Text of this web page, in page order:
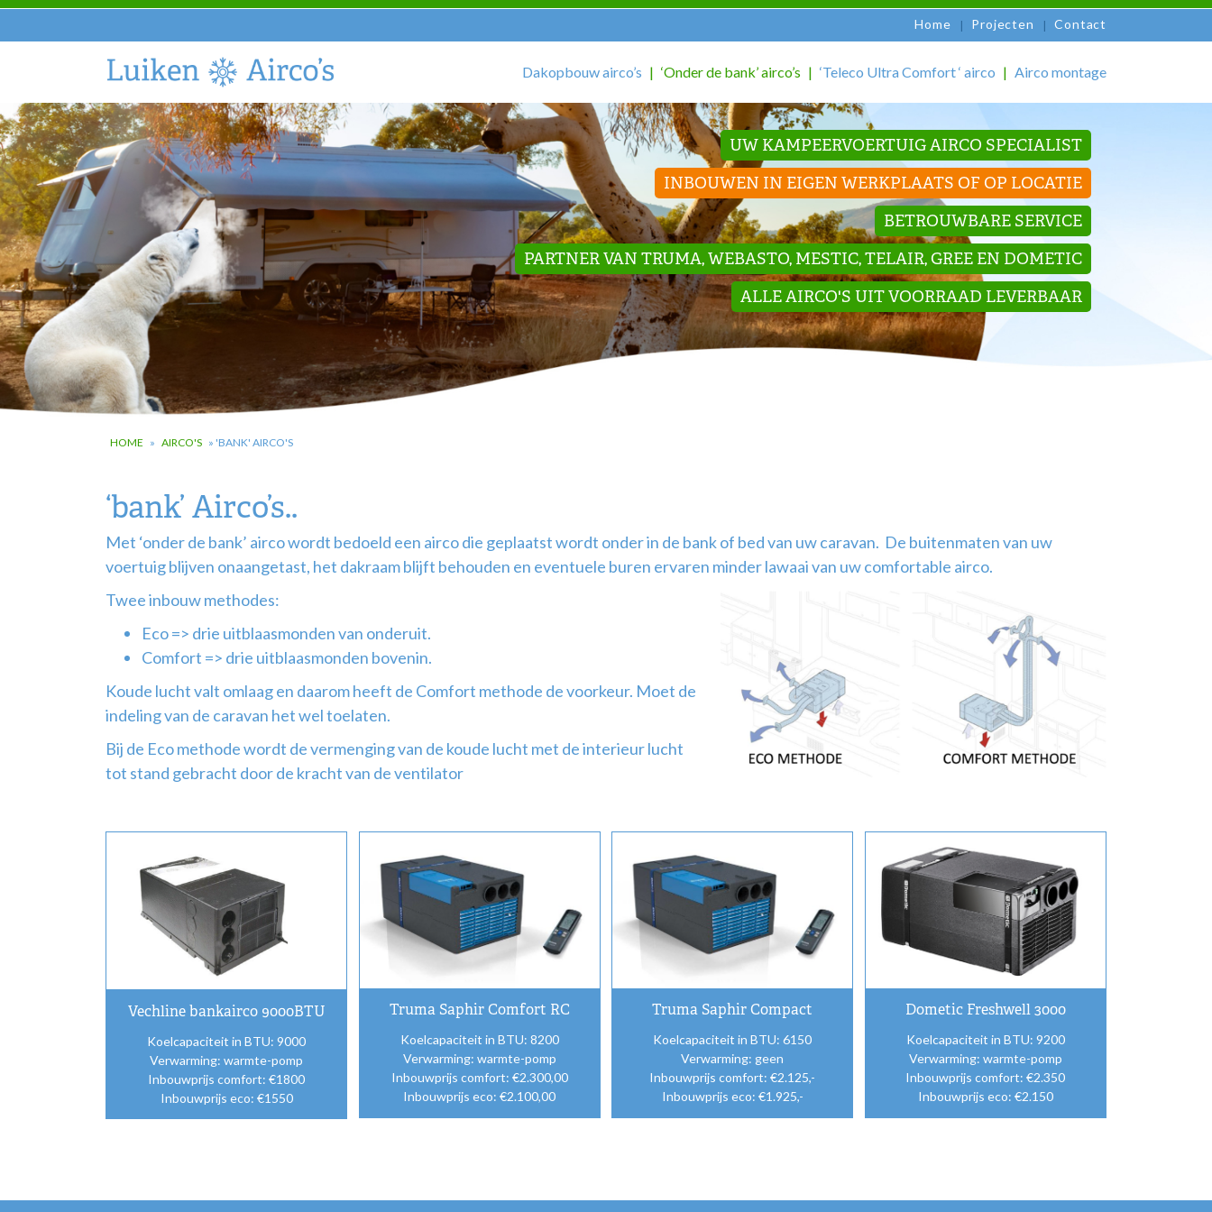
Home Projecten Contact
Dakopbouw airco’s ‘Onder de bank’ airco’s ‘Teleco Ultra Comfort ‘ airco Airco montage
UW KAMPEERVOERTUIG AIRCO SPECIALIST
INBOUWEN IN EIGEN WERKPLAATS OF OP LOCATIE
BETROUWBARE SERVICE
PARTNER VAN TRUMA, WEBASTO, MESTIC, TELAIR, GREE EN DOMETIC
ALLE AIRCO'S UIT VOORRAAD LEVERBAAR
HOME » AIRCO'S » 'BANK' AIRCO'S
‘bank’ Airco’s..
Met ‘onder de bank’ airco wordt bedoeld een airco die geplaatst wordt onder in de bank of bed van uw caravan. De buitenmaten van uw
voertuig blijven onaangetast, het dakraam blijft behouden en eventuele buren ervaren minder lawaai van uw comfortable airco.
Twee inbouw methodes:
Eco => drie uitblaasmonden van onderuit.
Comfort => drie uitblaasmonden bovenin.
Koude lucht valt omlaag en daarom heeft de Comfort methode de voorkeur. Moet de
indeling van de caravan het wel toelaten.
Bij de Eco methode wordt de vermenging van de koude lucht met de interieur lucht
tot stand gebracht door de kracht van de ventilator
Vechline bankairco 9000BTU
Koelcapaciteit in BTU: 9000
Verwarming: warmte-pomp
Inbouwprijs comfort: €1800
Inbouwprijs eco: €1550
Truma Saphir Comfort RC
Koelcapaciteit in BTU: 8200
Verwarming: warmte-pomp
Inbouwprijs comfort: €2.300,00
Inbouwprijs eco: €2.100,00
Truma Saphir Compact
Koelcapaciteit in BTU: 6150
Verwarming: geen
Inbouwprijs comfort: €2.125,-
Inbouwprijs eco: €1.925,-
Dometic Freshwell 3000
Koelcapaciteit in BTU: 9200
Verwarming: warmte-pomp
Inbouwprijs comfort: €2.350
Inbouwprijs eco: €2.150